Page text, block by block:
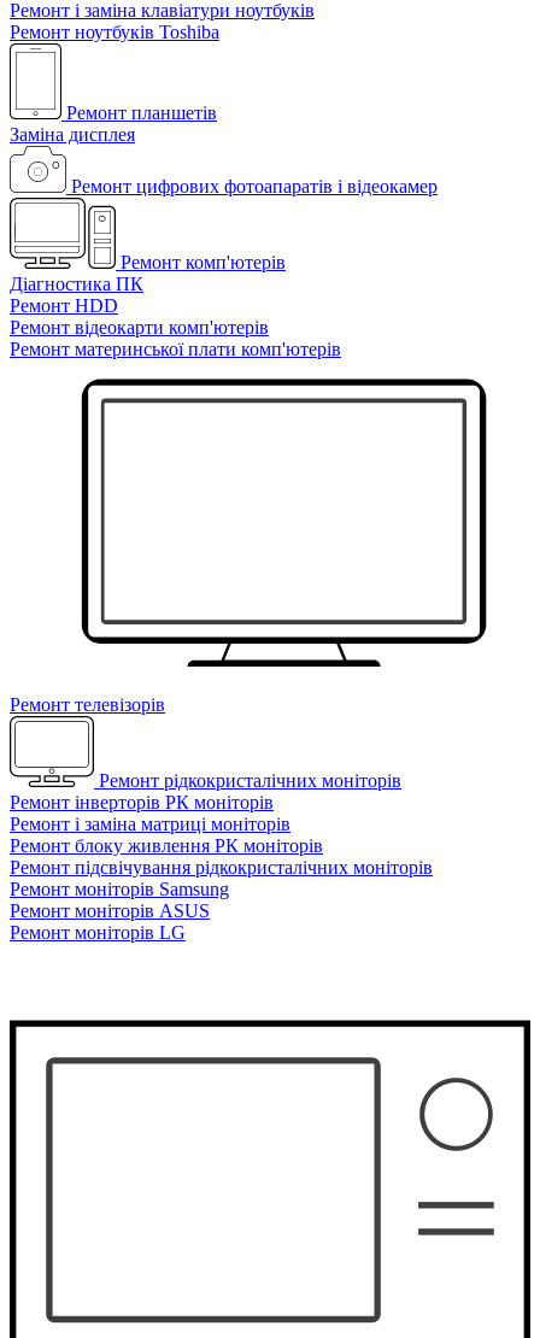
Ремонт і заміна клавіатури ноутбуків
Ремонт ноутбуків Toshiba
Ремонт планшетів
Заміна дисплея
Ремонт цифрових фотоапаратів і відеокамер
Ремонт комп'ютерів
Діагностика ПК
Ремонт HDD
Ремонт відеокарти комп'ютерів
Ремонт материнської плати комп'ютерів
Ремонт телевізорів
Ремонт рідкокристалічних моніторів
Ремонт інверторів РК моніторів
Ремонт і заміна матриці моніторів
Ремонт блоку живлення РК моніторів
Ремонт підсвічування рідкокристалічних моніторів
Ремонт моніторів Samsung
Ремонт моніторів ASUS
Ремонт моніторів LG